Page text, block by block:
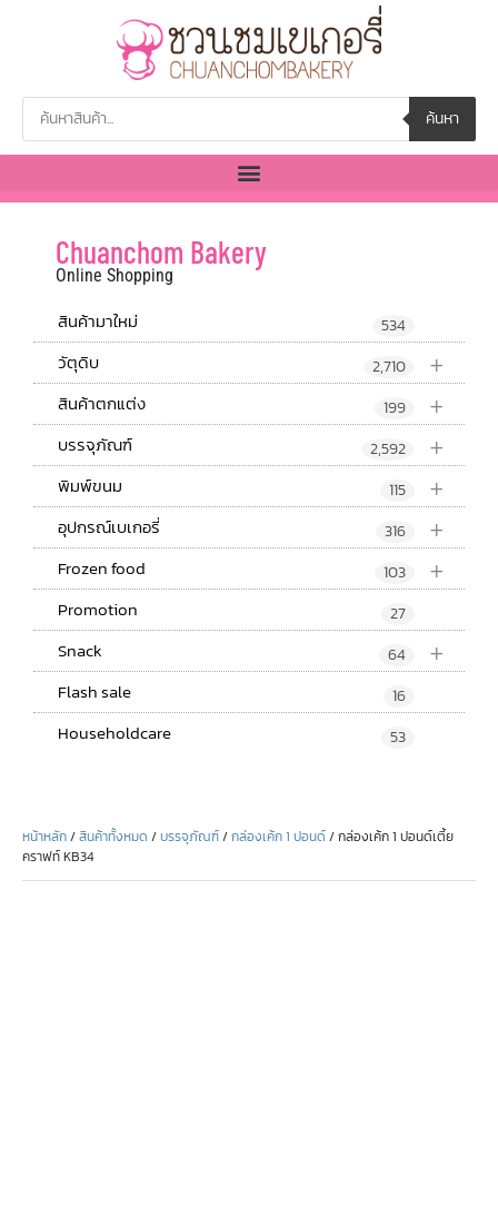
ค้นหา
Chuanchom Bakery
Online Shopping
สินค้ามาใหม่ 534
+
วัตุดิบ 2,710
+
สินค้าตกแต่ง 199
+
บรรจุภัณฑ์ 2,592
+
พิมพ์ขนม 115
+
อุปกรณ์เบเกอรี่ 316
+
Frozen food 103
Promotion 27
+
Snack 64
Flash sale 16
Householdcare 53
หน้าหลัก/สินค้าทั้งหมด /บรรจุภัณฑ์/กล่องเค้ก 1 ปอนด์/ กล่องเค้ก 1 ปอนด์เตี้ย
คราฟท์ KB34